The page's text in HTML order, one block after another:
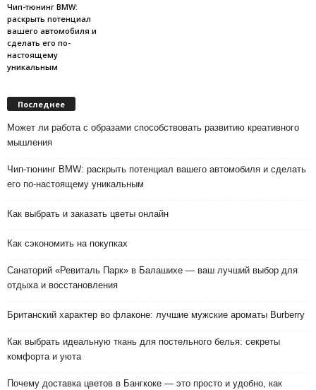
Чип-тюнинг BMW:
раскрыть потенциал
вашего автомобиля и
сделать его по-
настоящему
уникальным
Последнее
Может ли работа с образами способствовать развитию креативного
мышления
Чип-тюнинг BMW: раскрыть потенциал вашего автомобиля и сделать
его по-настоящему уникальным
Как выбрать и заказать цветы онлайн
Как сэкономить на покупках
Санаторий «Ревиталь Парк» в Балашихе — ваш лучший выбор для
отдыха и восстановления
Британский характер во флаконе: лучшие мужские ароматы Burberry
Как выбрать идеальную ткань для постельного белья: секреты
комфорта и уюта
Почему доставка цветов в Бангкоке — это просто и удобно, как